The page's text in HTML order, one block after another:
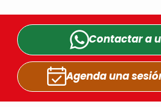
Contactar a
Agenda una